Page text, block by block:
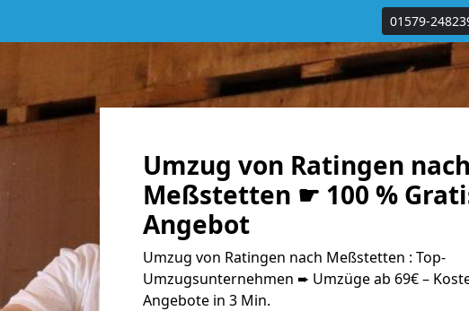
01579-
Umzug von Ratingen nach
Meßstetten ☛ 100 %
Angebot
Umzug von Ratingen nach Meßstetten : Top-
Umzugsunternehmen ➨ Umzüge ab 69€ –
Angebote in 3 Min.